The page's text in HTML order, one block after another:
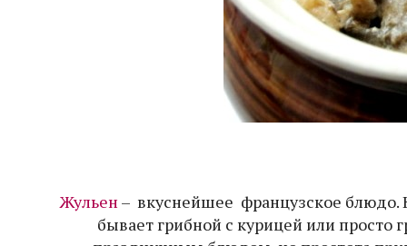
Жульен– вкуснейшее французское блюдо.
бывает грибной с курицей или просто